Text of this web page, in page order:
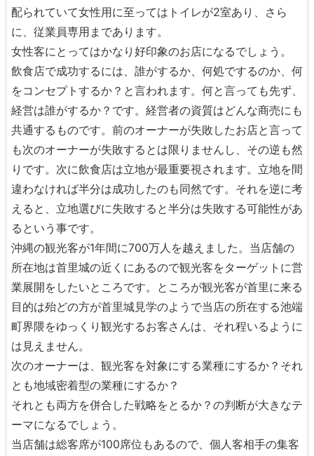
配られていて女性用に至ってはトイレが2室あり、さら
に、従業員専用まであります。
女性客にとってはかなり好印象のお店になるでしょう。
飲食店で成功するには、誰がするか、何処でするのか、何
をコンセプトするか？と言われます。何と言っても先ず、
経営は誰がするか？です。経営者の資質はどんな商売にも
共通するものです。前のオーナーが失敗したお店と言って
も次のオーナーが失敗するとは限りませんし、その逆も然
りです。次に飲食店は立地が最重要視されます。立地を間
違わなければ半分は成功したのも同然です。それを逆に考
えると、立地選びに失敗すると半分は失敗する可能性があ
るという事です。
沖縄の観光客が1年間に700万人を越えました。当店舗の
所在地は首里城の近くにあるので観光客をターゲットに営
業展開をしたいところです。ところが観光客が首里に来る
目的は殆どの方が首里城見学のようで当店の所在する池端
町界隈をゆっくり観光するお客さんは、それ程いるように
は見えません。
次のオーナーは、観光客を対象にする業種にするか？それ
とも地域密着型の業種にするか？
それとも両方を併合した戦略をとるか？の判断が大きなテ
ーマになるでしょう。
当店舗は総客席が100席位もあるので、個人客相手の集客